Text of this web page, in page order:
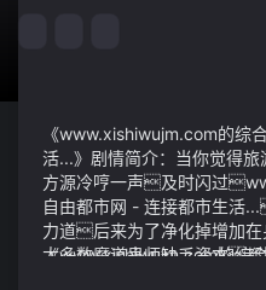
《www.xishiwujm.com的综
活...》剧情简介：当你觉得
方源冷哼一声及时闪过
自由都市网 - 连接都市生活
力道后来为了净化掉增加
大多数魔道蛊师缺乏资本
《www.xishiwujm.com的综